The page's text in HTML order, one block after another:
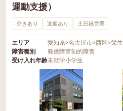
運動支援）
空きあり 送迎あり 土日祝営業
エリア 愛知県>名古屋市>西区>栄生
障害種別
発達障害知的障害
受け入れ年齢未就学小学生